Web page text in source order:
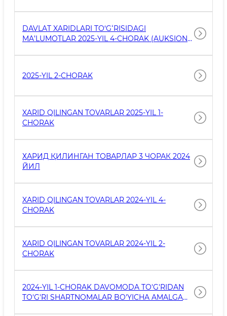
DAVLAT XARIDLARI TO‘GʻRISIDAGI
MA’LUMOTLAR 2025-YIL 4-CHORAK (AUKSION
2025-YIL 2-CHORAK
XARID QILINGAN TOVARLAR 2025-YIL 1-
CHORAK
ХАРИД ҚИЛИНГАН ТОВАРЛАР 3 ЧОРАК 2024
ЙИЛ
XARID QILINGAN TOVARLAR 2024-YIL 4-
CHORAK
XARID QILINGAN TOVARLAR 2024-YIL 2-
CHORAK
2024-YIL 1-CHORAK DAVOMODA TO'G'RIDAN
TO'G'RI SHARTNOMALAR BO'YICHA AMALGA